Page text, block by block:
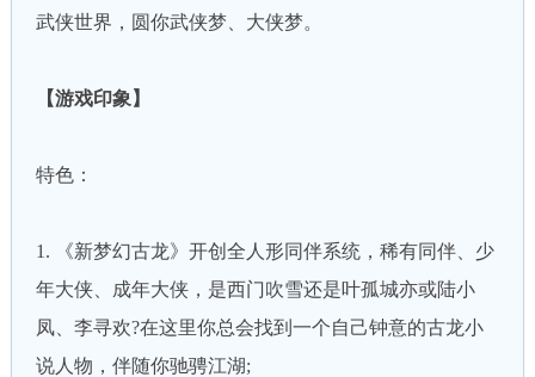
武侠世界，圆你武侠梦、大侠梦。
【游戏印象】
特色：
1. 《新梦幻古龙》开创全人形同伴系统，稀有同伴、少
年大侠、成年大侠，是西门吹雪还是叶孤城亦或陆小
凤、李寻欢?在这里你总会找到一个自己钟意的古龙小
说人物，伴随你驰骋江湖;